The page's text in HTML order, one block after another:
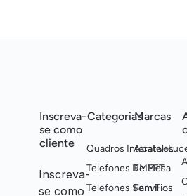
Inscreva-
se como
cliente
Inscreva-
se como
Categorias
Quadros Interativos
Telefones De Mesa
Telefones Sem Fios
Marcas
Alcatel-
EMEET
Fanvil